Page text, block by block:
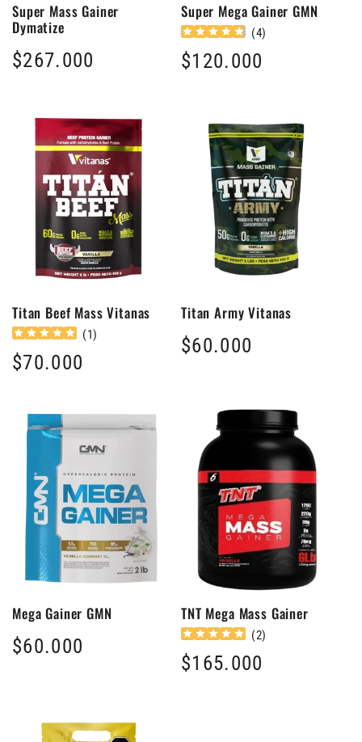
Super Mass Gainer
Dymatize
Precio
$267.000
Super Mega Gainer GMN
(4)
Precio
$120.000
Titan Beef Mass Vitanas
(1)
Precio
$70.000
Titan Army Vitanas
Precio
$60.000
Mega Gainer GMN
Precio
$60.000
TNT Mega Mass Gainer
(2)
Precio
$165.000